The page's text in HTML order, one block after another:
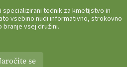
specializirani tednik za kmetijstvo in
vsebino nudi informativno, strokovno
branje vsej družini.
se